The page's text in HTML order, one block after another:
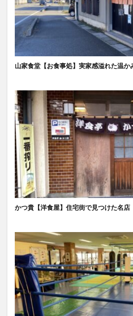
山家食堂【お食事処】実家感溢れた温か
かつ貴【洋食屋】住宅街で見つけた名店